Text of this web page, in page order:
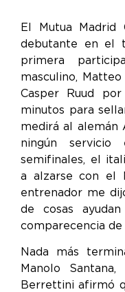
El Mutua Madrid
debutante en el
primera
masculino,
Casper Ruud
minutos para
medirá al alemán
ningún
semifinales, el
a alzarse con el
entrenador me
de cosas
comparecencia de
Nada más
Manolo
Berrettini afirmó